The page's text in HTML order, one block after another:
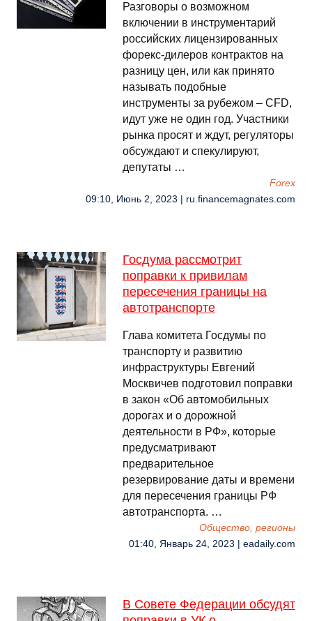
Разговоры о возможном
включении в инструментарий
российских лицензированных
форекс-дилеров контрактов на
разницу цен, или как принято
называть подобные
инструменты за рубежом – CFD,
идут уже не один год. Участники
рынка просят и ждут, регуляторы
обсуждают и спекулируют,
депутаты …
Forex
09:10, Июнь 2, 2023 | ru.financemagnates.com
Госдума рассмотрит
поправки к привилам
пересечения границы на
автотранспорте
Глава комитета Госдумы по
транспорту и развитию
инфраструктуры Евгений
Москвичев подготовил поправки
в закон «Об автомобильных
дорогах и о дорожной
деятельности в РФ», которые
предусматривают
предварительное
резервирование даты и времени
для пересечения границы РФ
автотранспорта. …
Общество, регионы
01:40, Январь 24, 2023 | eadaily.com
В Совете Федерации обсудят